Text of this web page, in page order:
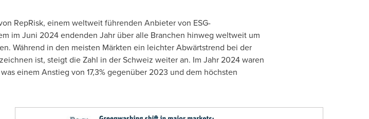
RepRisk, einem weltweit führenden Anbieter von ESG-
im Juni 2024 endenden Jahr über alle Branchen hinweg weltweit um
Während in den meisten Märkten ein leichter Abwärtstrend bei der
ist, steigt die Zahl in der Schweiz weiter an. Im Jahr2024 waren
einem Anstieg von 17,3% gegenüber 2023 und dem höchsten